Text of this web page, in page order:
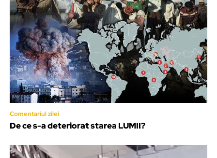
Comentariul zilei
De ce s-a deteriorat starea LUMII?